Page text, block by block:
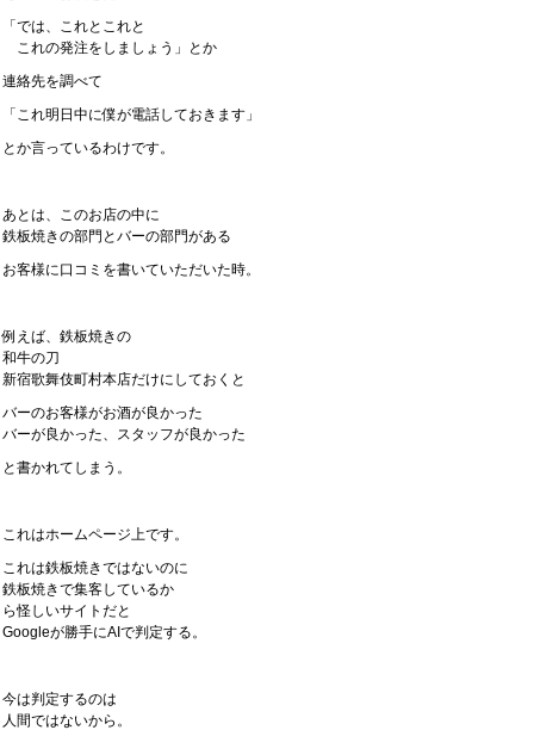
「では、これとこれと
これの発注をしましょう」とか
連絡先を調べて
「これ明日中に僕が電話しておきます」
とか言っているわけです。
あとは、このお店の中に
鉄板焼きの部門とバーの部門がある
お客様に口コミを書いていただいた時。
例えば、鉄板焼きの
和牛の刀
新宿歌舞伎町村本店だけにしておくと
バーのお客様がお酒が良かった
バーが良かった、スタッフが良かった
と書かれてしまう。
これはホームページ上です。
これは鉄板焼きではないのに
鉄板焼きで集客しているか
ら怪しいサイトだと
Googleが勝手にAIで判定する。
今は判定するのは
人間ではないから。